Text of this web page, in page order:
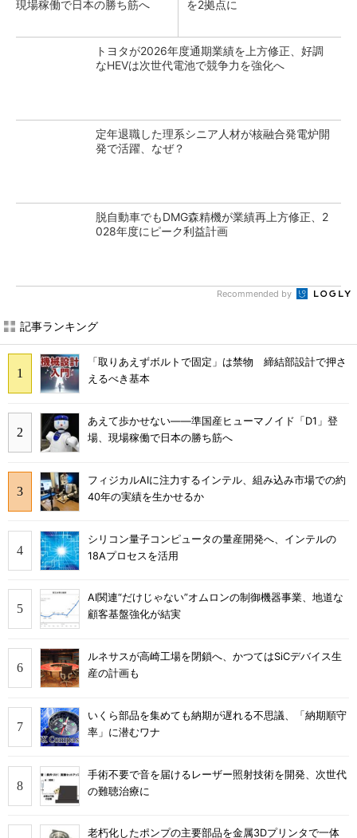
現場稼働で日本の勝ち筋へ
を2拠点に
トヨタが2026年度通期業績を上方修正、好調
なHEVは次世代電池で競争力を強化へ
定年退職した理系シニア人材が核融合発電炉開
発で活躍、なぜ？
脱自動車でもDMG森精機が業績再上方修正、2
028年度にピーク利益計画
Recommended by
記事ランキング
「取りあえずボルトで固定」は禁物 締結部設計で押さ
えるべき基本
あえて歩かせない――準国産ヒューマノイド「D1」登
場、現場稼働で日本の勝ち筋へ
フィジカルAIに注力するインテル、組み込み市場での約
40年の実績を生かせるか
シリコン量子コンピュータの量産開発へ、インテルの
18Aプロセスを活用
AI関連“だけじゃない”オムロンの制御機器事業、地道な
顧客基盤強化が結実
ルネサスが高崎工場を閉鎖へ、かつてはSiCデバイス生
産の計画も
いくら部品を集めても納期が遅れる不思議、「納期順守
率」に潜むワナ
手術不要で音を届けるレーザー照射技術を開発、次世代
の難聴治療に
老朽化したポンプの主要部品を金属3Dプリンタで一体